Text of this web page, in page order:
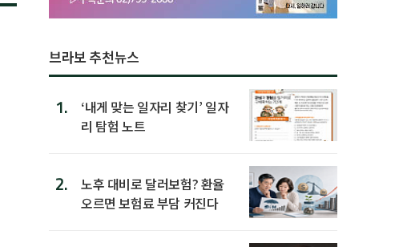
브라보 추천뉴스
1.
‘내게 맞는 일자리 찾기’ 일자
리 탐험 노트
2.
노후 대비로 달러보험? 환율
오르면 보험료 부담 커진다